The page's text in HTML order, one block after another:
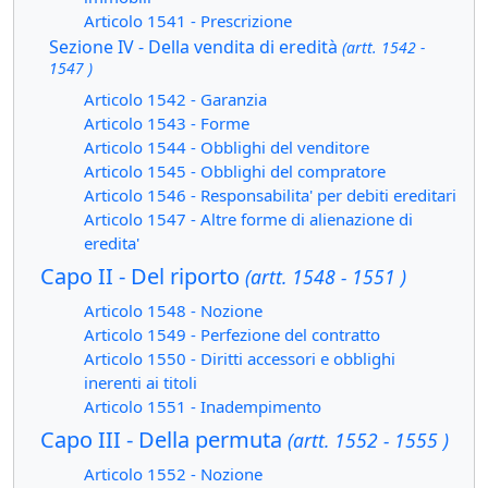
Articolo 1541 - Prescrizione
Sezione IV - Della vendita di eredità (artt. 1542 -
1547 )
Articolo 1542 - Garanzia
Articolo 1543 - Forme
Articolo 1544 - Obblighi del venditore
Articolo 1545 - Obblighi del compratore
Articolo 1546 - Responsabilita' per debiti ereditari
Articolo 1547 - Altre forme di alienazione di
eredita'
Capo II - Del riporto (artt. 1548 - 1551 )
Articolo 1548 - Nozione
Articolo 1549 - Perfezione del contratto
Articolo 1550 - Diritti accessori e obblighi
inerenti ai titoli
Articolo 1551 - Inadempimento
Capo III - Della permuta (artt. 1552 - 1555 )
Articolo 1552 - Nozione